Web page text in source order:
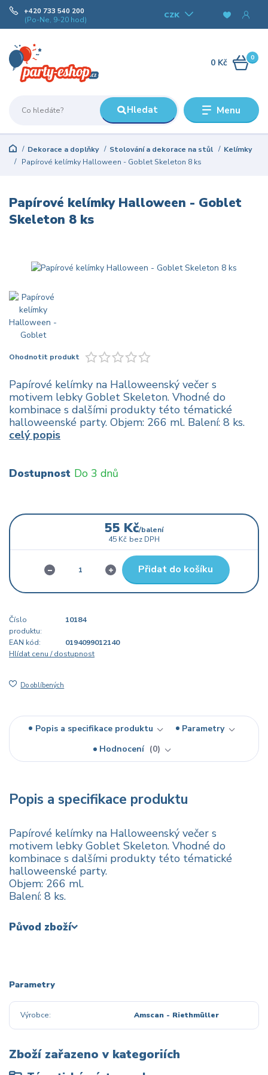
Menu
CZK
Hledat
+420 733 540 200
(Po-Ne, 9-20 hod)
0
0 Kč
Dekorace a doplňky Stolování a dekorace na stůl
Kelímky
Papírové kelímky Halloween - Goblet Skeleton 8 ks
Papírové kelímky Halloween - Goblet
Skeleton 8 ks
Ohodnotit produkt
Papírové kelímky na Halloweenský večer s
motivem lebky Goblet Skeleton. Vhodné do
kombinace s dalšími produkty této tématické
halloweenské party. Objem: 266 ml. Balení: 8 ks.
celý popis
Dostupnost Do 3 dnů
55 Kč/balení
45 Kč bez DPH
Přidat do košíku
Číslo
produktu:
10184
EAN kód:
0194099012140
Hlídat cenu / dostupnost
Do oblíbených
Popis a specifikace produktu
Parametry
Hodnocení
0
Popis a specifikace produktu
Papírové kelímky na Halloweenský večer s
motivem lebky Goblet Skeleton. Vhodné do
kombinace s dalšími produkty této tématické
halloweenské party.
Objem: 266 ml.
Balení: 8 ks.
Původ zboží
Parametry
Výrobce Amscan - Riethmüller
Zboží zařazeno v kategoriích